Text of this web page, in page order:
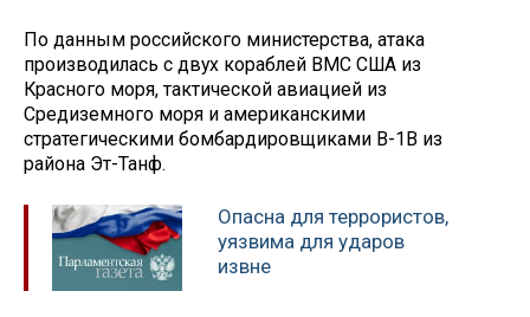
По данным российского министерства, атака
производилась с двух кораблей ВМС США из
Красного моря, тактической авиацией из
Средиземного моря и американскими
стратегическими бомбардировщиками B-1B из
района Эт-Танф.
Опасна для террористов,
уязвима для ударов
извне